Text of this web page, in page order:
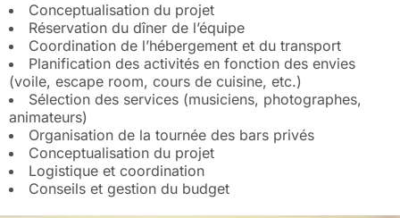
Conceptualisation du projet
Réservation du dîner de l’équipe
Coordination de l’hébergement et du transport
Planification des activités en fonction des envies
(voile, escape room, cours de cuisine, etc.)
Sélection des services (musiciens, photographes,
animateurs)
Organisation de la tournée des bars privés
Conceptualisation du projet
Logistique et coordination
Conseils et gestion du budget